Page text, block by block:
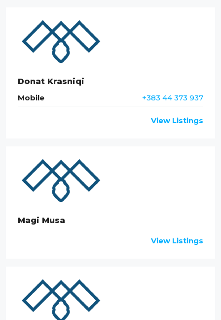
Donat Krasniqi
Mobile
+383 44 373 937
View Listings
Magi Musa
View Listings